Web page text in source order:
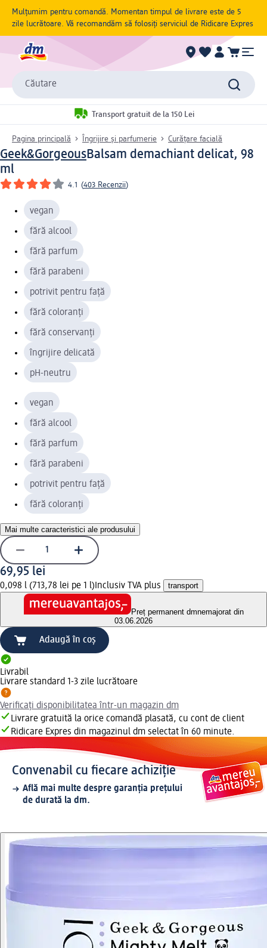
Mulțumim pentru comandă. Momentan timpul de livrare este de 5
zile lucrătoare. Vă recomandăm să folosiți serviciul de Ridicare Expres
Căutare
Transport gratuit de la 150 Lei
Pagina principală Îngrijire și parfumerie Curățare facială
Geek&GorgeousBalsam demachiant delicat, 98
ml
4.1 (403 Recenzii)
vegan
fără alcool
fără parfum
fără parabeni
potrivit pentru față
fără coloranți
fără conservanți
îngrijire delicată
pH-neutru
vegan
fără alcool
fără parfum
fără parabeni
potrivit pentru față
fără coloranți
Mai multe caracteristici ale produsului
69,95 lei
0,098 l (713,78 lei pe 1 l) Inclusiv TVA plus transport
Preț permanent dmnemajorat din
03.06.2026
Adaugă în coș
Livrabil
Livrare standard 1-3 zile lucrătoare
Verificați disponibilitatea într-un magazin dm
Livrare gratuită la orice comandă plasată, cu cont de client
Ridicare Expres din magazinul dm selectat în 60 minute.
Convenabil cu fiecare achiziție
Află mai multe despre garanția prețului
de durată la dm.